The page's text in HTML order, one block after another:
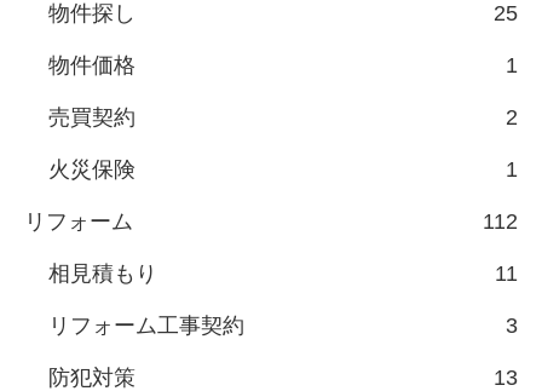
物件探し 25
物件価格 1
売買契約 2
火災保険 1
リフォーム 112
相見積もり 11
リフォーム工事契約 3
防犯対策 13